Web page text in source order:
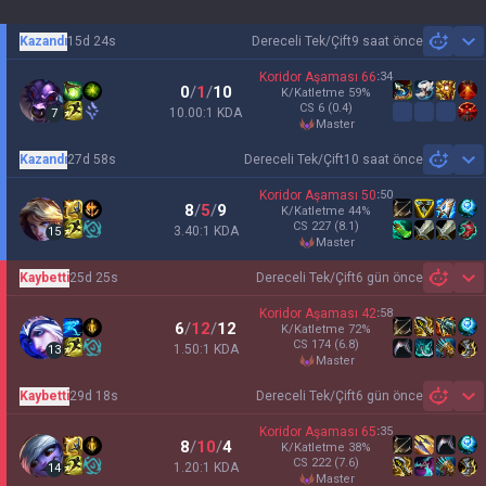
Dereceli Tek/Çift9 saat önce
Kazandı15d 24s
7
0/1/10
10.00:1 KDA
Koridor Aşaması 66:34
K/Katletme 59%
CS 6 (0.4)
master
Dereceli Tek/Çift10 saat önce
Kazandı27d 58s
15
8/5/9
3.40:1 KDA
Koridor Aşaması 50:50
K/Katletme 44%
CS 227 (8.1)
master
Dereceli Tek/Çift6 gün önce
Kaybetti25d 25s
13
6/12/12
1.50:1 KDA
Koridor Aşaması 42:58
K/Katletme 72%
CS 174 (6.8)
master
Dereceli Tek/Çift6 gün önce
Kaybetti29d 18s
14
8/10/4
1.20:1 KDA
Koridor Aşaması 65:35
K/Katletme 38%
CS 222 (7.6)
master